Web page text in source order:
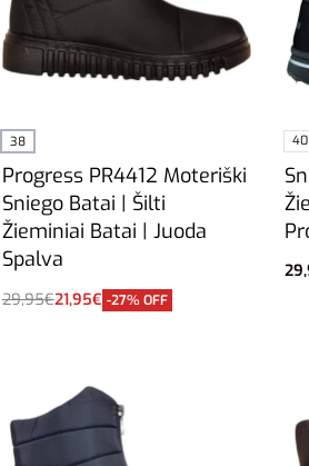
38
Progress PR4412 Moteriški
Sniego Batai | Šilti
Žieminiai Batai | Juoda
Spalva
29,95€21,95€ -27% OFF
40